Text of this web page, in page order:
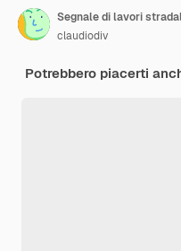
Segnale di lavori
claudiodiv
Potrebbero piacerti